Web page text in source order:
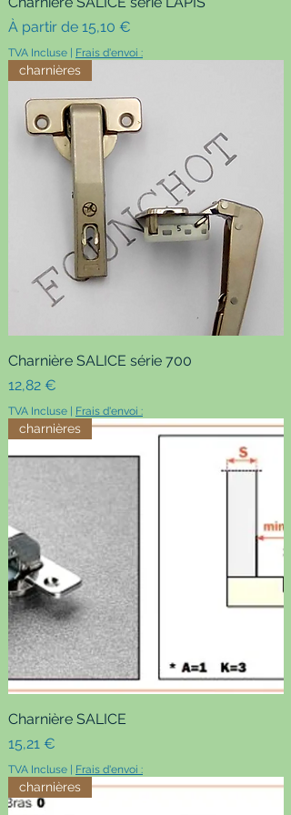
À partir de 15,10 €
Prix promotionnel
TVA Incluse Frais d'envoi :
charnières
Charnière SALICE série 700
Prix
12,82 €
TVA Incluse Frais d'envoi :
charnières
Charnière SALICE
Prix
15,21 €
TVA Incluse Frais d'envoi :
charnières